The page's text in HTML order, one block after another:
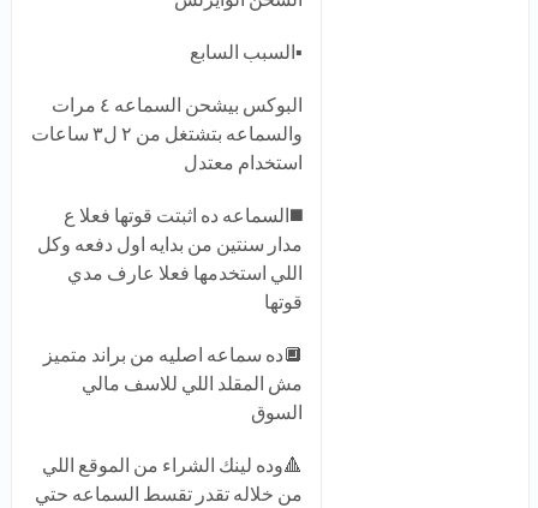
▪️السبب السابع
البوكس بيشحن السماعه ٤ مرات
والسماعه بتشتغل من ٢ ل٣ ساعات
استخدام معتدل
◼️السماعه ده اثبتت قوتها فعلا ع
مدار سنتين من بدايه اول دفعه وكل
اللي استخدمها فعلا عارف مدي
قوتها
🔲ده سماعه اصليه من براند متميز
مش المقلد اللي للاسف مالي
السوق
🔺وده لينك الشراء من الموقع اللي
من خلاله تقدر تقسط السماعه حتي